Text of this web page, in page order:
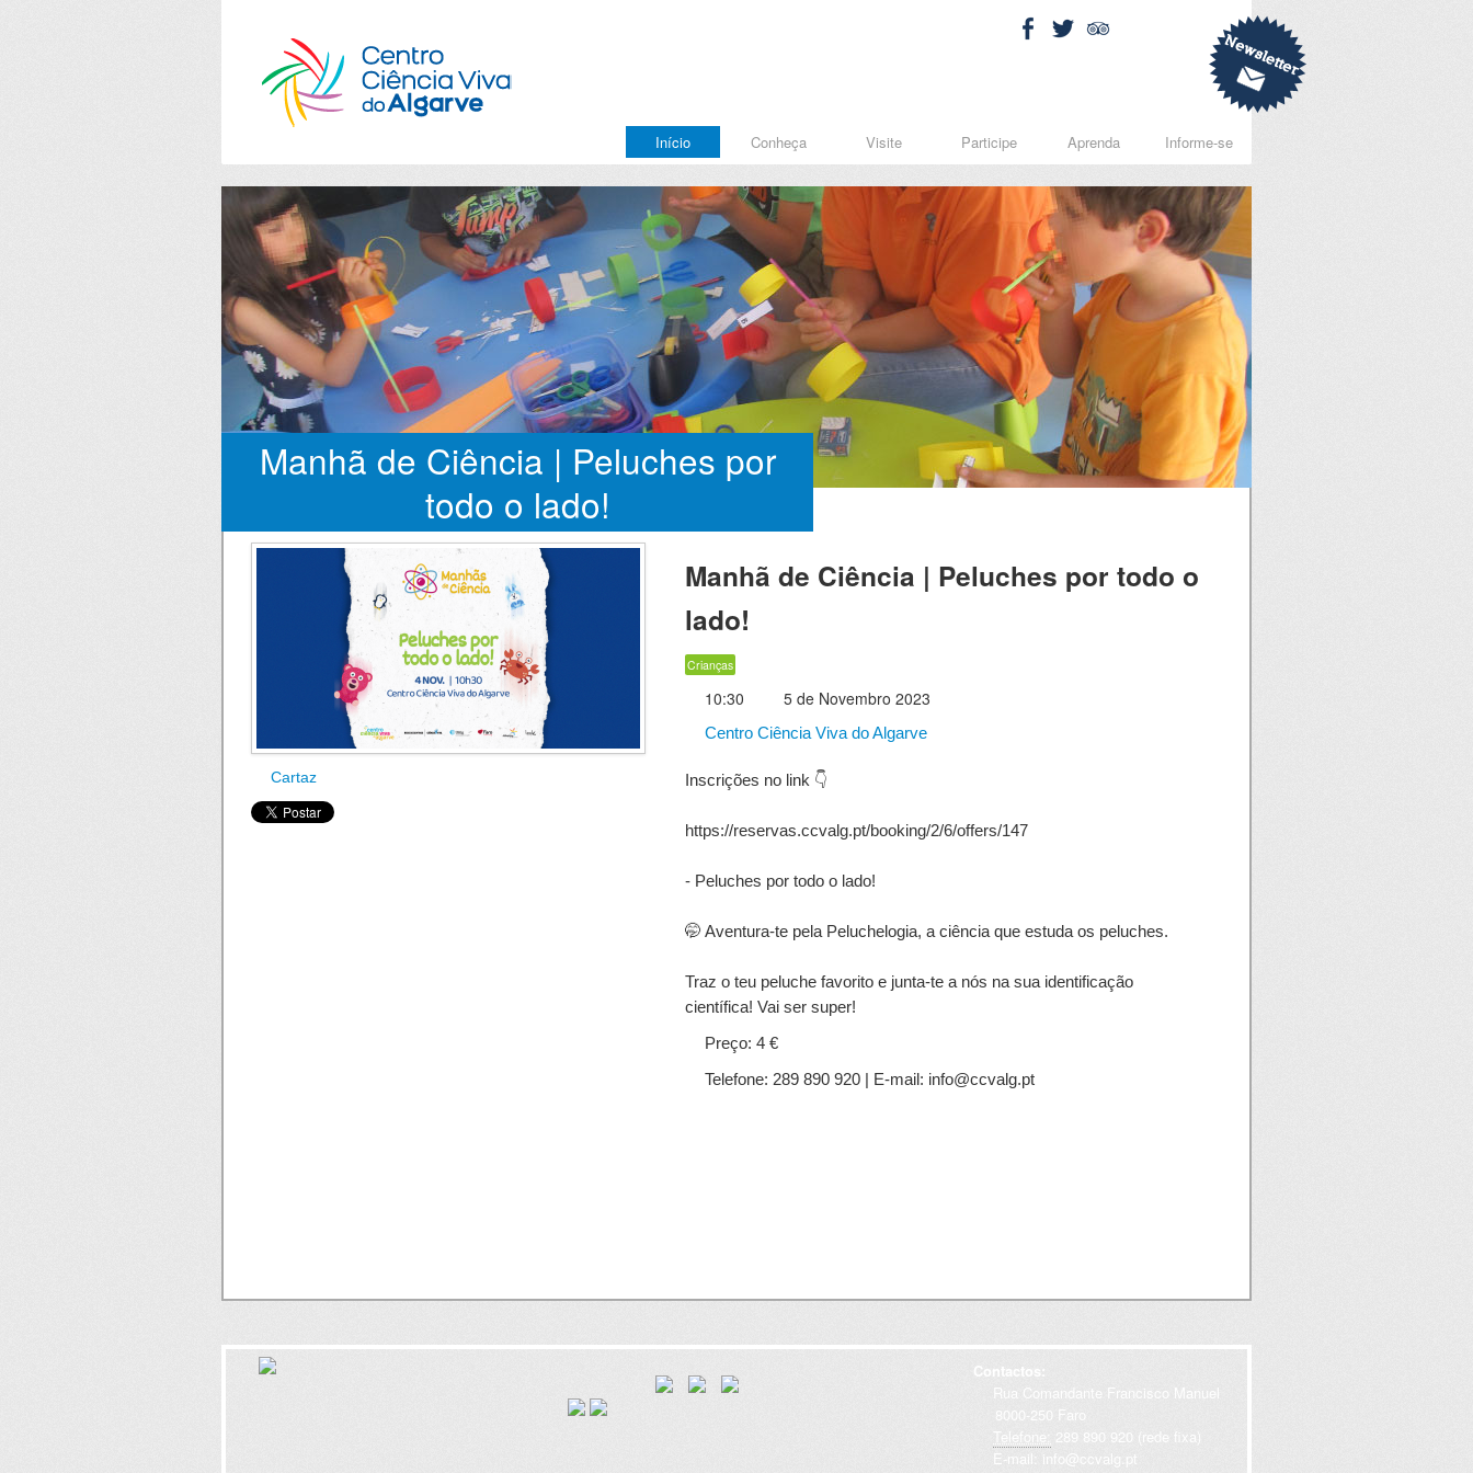
Início Conheça Visite Participe Aprenda Informe-se
Manhã de Ciência | Peluches por
todo o lado!
Cartaz
Manhã de Ciência | Peluches por todo o
lado!
Crianças
10:30 5 de Novembro 2023
Centro Ciência Viva do Algarve
Inscrições no link 👇
https://reservas.ccvalg.pt/booking/2/6/offers/147
- Peluches por todo o lado!
🤭 Aventura-te pela Peluchelogia, a ciência que estuda os peluches.
Traz o teu peluche favorito e junta-te a nós na sua identificação
científica! Vai ser super!
Preço: 4 €
Telefone: 289 890 920 | E-mail: info@ccvalg.pt
Contactos:
Rua Comandante Francisco Manuel
8000-250 Faro
Telefone: 289 890 920 (rede fixa)
E-mail: info@ccvalg.pt